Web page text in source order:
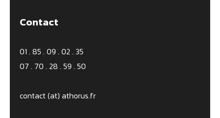
Contact
01 . 85 . 09 . 02 . 35
07 . 70 . 28 . 59 . 50
contact (at) athorus.fr